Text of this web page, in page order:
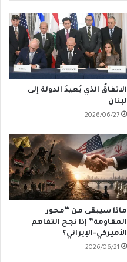
الاتفاقُ الذي يُعيدُ الدولة إلى
لبنان
2026/06/27
ماذا سيبقى من “محور
المقاومة” إذا نجح التفاهم
الأميركي-الإيراني؟
2026/06/21